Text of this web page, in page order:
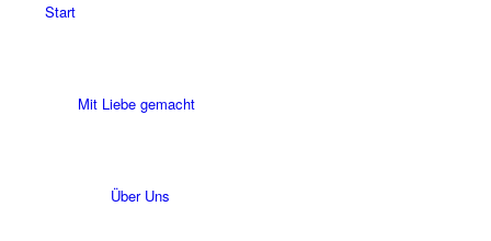
Start
Mit Liebe gemacht
Über Uns